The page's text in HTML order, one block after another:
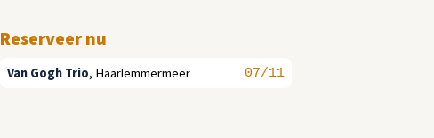
Reserveer nu
07/11
Van Gogh Trio, Haarlemmermeer